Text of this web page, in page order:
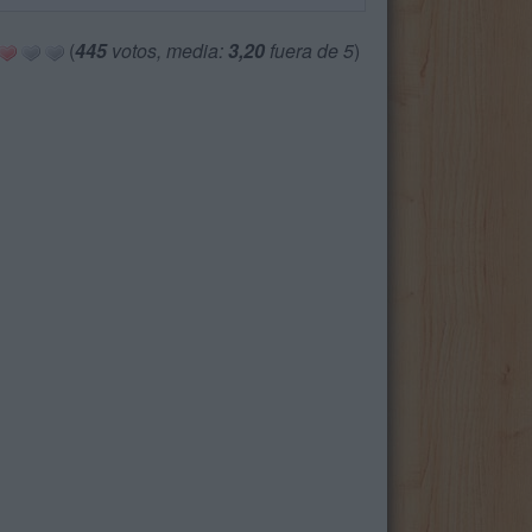
(445votos, media: 3,20 fuera de 5)